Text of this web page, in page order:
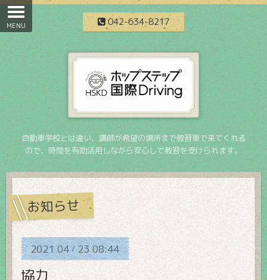
042-634-8217
自動車学校とは違い、講師が希望の場所まで教習車で来てくれる
ので、時間を有効活用しながら安心して教習を受けられます。
お知らせ
2021 04/23 08:44
協力